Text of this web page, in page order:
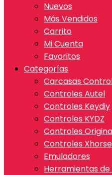
Nuevos
Más Vendidos
Carrito
Mi Cuenta
Favoritos
Categorías
Carcasas
Controles Autel
Controles Keydiy
Controles KYDZ
Controles
Controles Xhorse
Emuladores
Herramientas